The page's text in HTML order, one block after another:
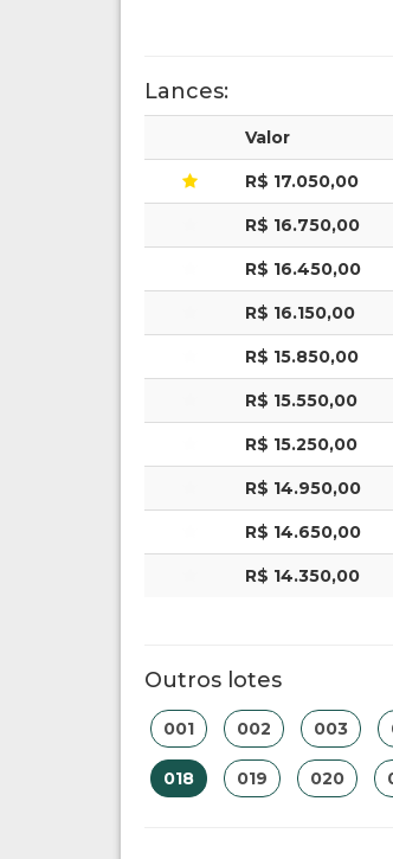
Lances:
Valor
R$ 17.050,00
R$ 16.750,00
R$ 16.450,00
R$ 16.150,00
R$ 15.850,00
R$ 15.550,00
R$ 15.250,00
R$ 14.950,00
R$ 14.650,00
R$ 14.350,00
Outros lotes
001 002 003
018 019 020